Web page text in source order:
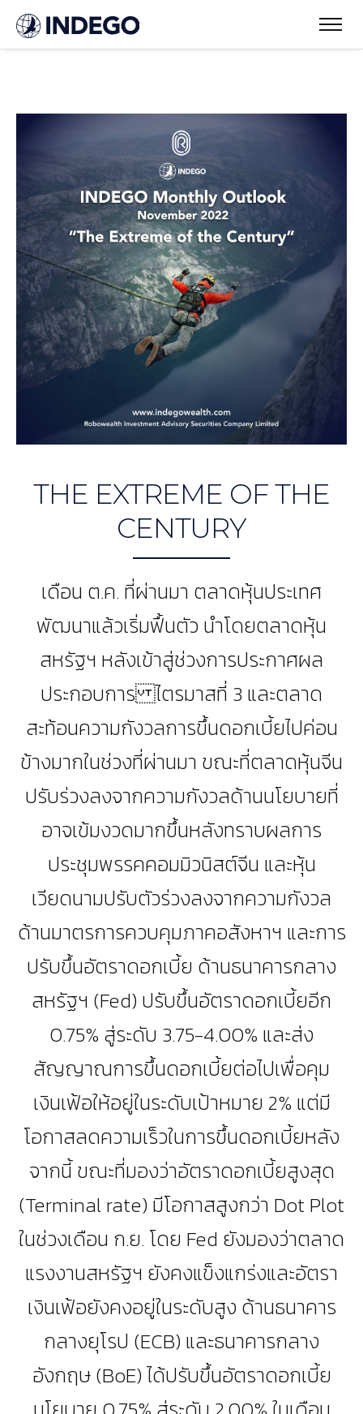
THE EXTREME OF THE
CENTURY
เดือน ต.ค. ที่ผ่านมา ตลาดหุ้นประเทศ
พัฒนาแล้วเริ่มฟื้นตัว นำโดยตลาดหุ้น
สหรัฐฯ หลังเข้าสู่ช่วงการประกาศผล
ประกอบการ ไตรมาสที่ 3 และตลาด
สะท้อนความกังวลการขึ้นดอกเบี้ยไปค่อน
ข้างมากในช่วงที่ผ่านมา ขณะที่ตลาดหุ้นจีน
ปรับร่วงลงจากความกังวลด้านนโยบายที่
อาจเข้มงวดมากขึ้นหลังทราบผลการ
ประชุมพรรคคอมมิวนิสต์จีน และหุ้น
เวียดนามปรับตัวร่วงลงจากความกังวล
ด้านมาตรการควบคุมภาคอสังหาฯ และการ
ปรับขึ้นอัตราดอกเบี้ย ด้านธนาคารกลาง
สหรัฐฯ (Fed) ปรับขึ้นอัตราดอกเบี้ยอีก
0.75% สู่ระดับ 3.75-4.00% และส่ง
สัญญาณการขึ้นดอกเบี้ยต่อไปเพื่อคุม
เงินเฟ้อให้อยู่ในระดับเป้าหมาย 2% แต่มี
โอกาสลดความเร็วในการขึ้นดอกเบี้ยหลัง
จากนี้ ขณะที่มองว่าอัตราดอกเบี้ยสูงสุด
(Terminal rate) มีโอกาสสูงกว่า Dot Plot
ในช่วงเดือน ก.ย. โดย Fed ยังมองว่าตลาด
แรงงานสหรัฐฯ ยังคงแข็งแกร่งและอัตรา
เงินเฟ้อยังคงอยู่ในระดับสูง ด้านธนาคาร
กลางยุโรป (ECB) และธนาคารกลาง
อังกฤษ (BoE) ได้ปรับขึ้นอัตราดอกเบี้ย